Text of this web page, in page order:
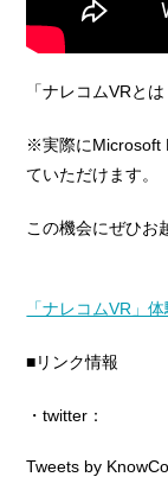
「ナレコムVRとは
※実際にMicrosoft
ていただけます。
この機会にぜひお
「ナレコムVR」
■リンク情報
・twitter：
Tweets by